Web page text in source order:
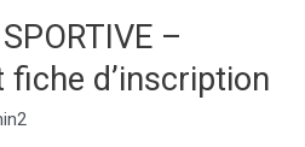
–
d’inscription